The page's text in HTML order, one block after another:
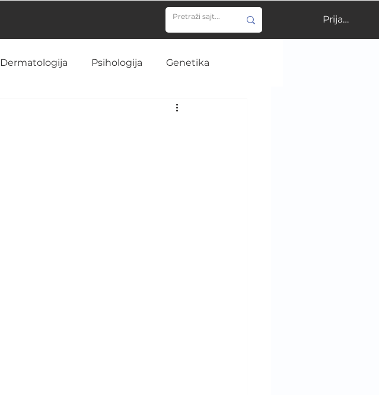
Prijavi se
Dermatologija Psihologija Genetika
Učenje